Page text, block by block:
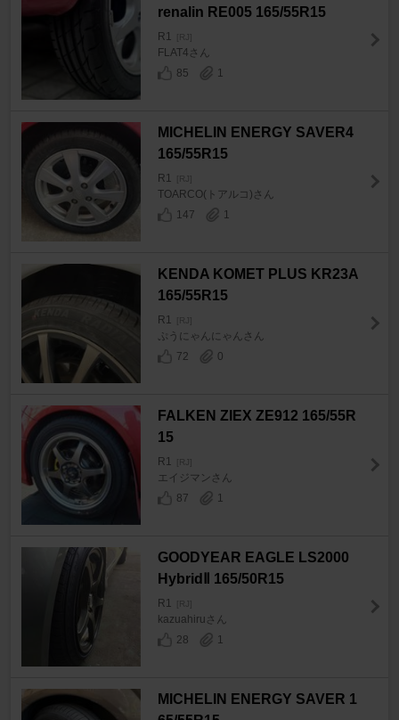
renalin RE005 165/55R15
R1 [RJ]
FLAT4さん
85
1
MICHELIN ENERGY SAVER4
165/55R15
R1 [RJ]
TOARCO(トアルコ)さん
147
1
KENDA KOMET PLUS KR23A
165/55R15
R1 [RJ]
ぷうにゃんにゃんさん
72
0
FALKEN ZIEX ZE912 165/55R
15
R1 [RJ]
エイジマンさん
87
1
GOODYEAR EAGLE LS2000
HybridⅡ 165/50R15
R1 [RJ]
kazuahiruさん
28
1
MICHELIN ENERGY SAVER 1